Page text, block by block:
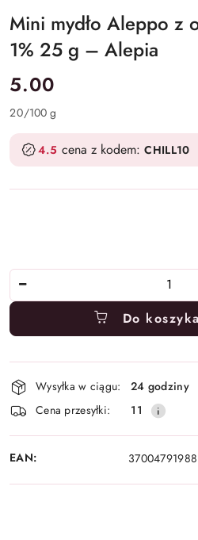
Mini mydło Aleppo z
1% 25 g – Alepia
cena:
5.00
20/100 g
4.5cena z kodem:CHILL10
Do koszyka
Dostępność
i
dostawa
Wysyłka w ciągu:
24 godziny
Cena przesyłki:
11
EAN: